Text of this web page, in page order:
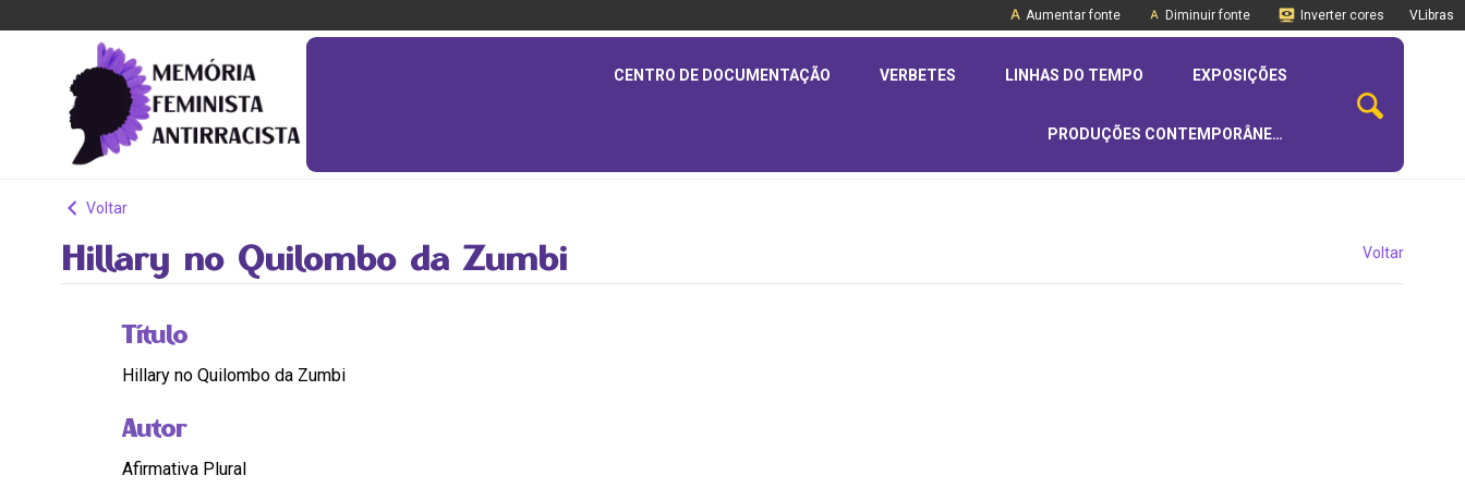
Aumentar fonte Diminuir fonte Inverter cores VLibras
CENTRO DE DOCUMENTAÇÃO VERBETES LINHAS DO TEMPO EXPOSIÇÕES
PRODUÇÕES CONTEMPORÂNEAS
Voltar
Hillary no Quilombo da Zumbi Voltar
Título
Hillary no Quilombo da Zumbi
Autor
Afirmativa Plural